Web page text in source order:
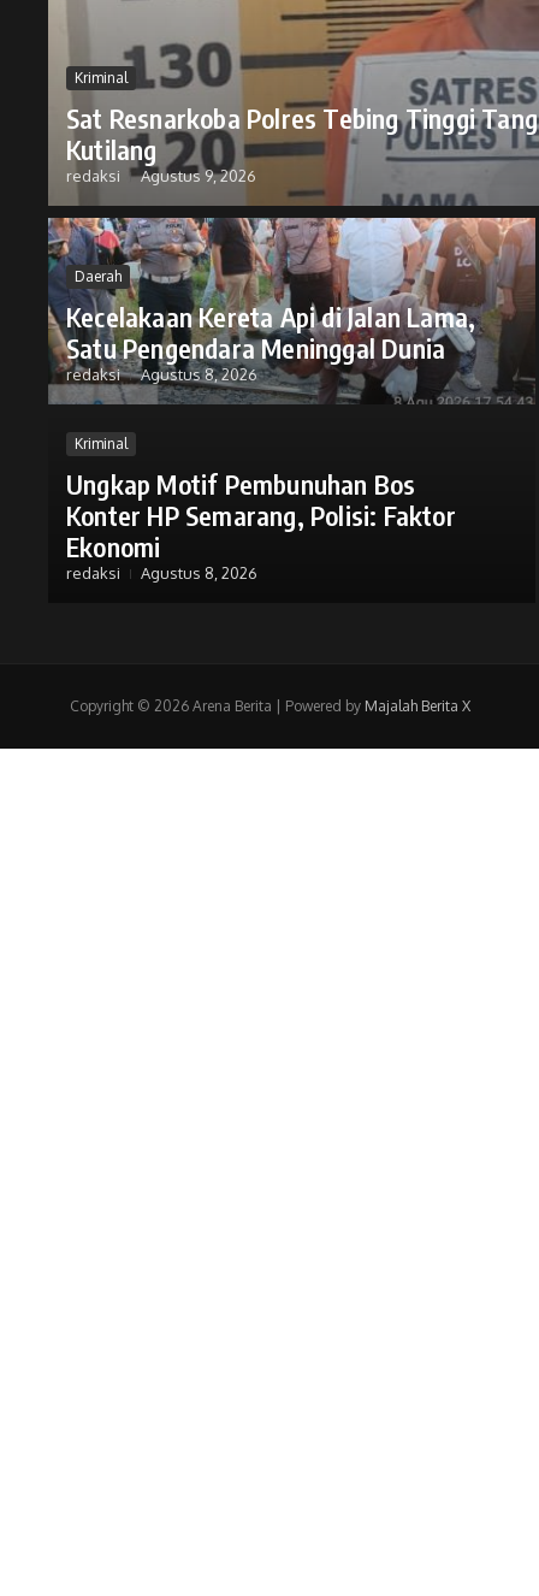
Kriminal
Sat Resnarkoba Polres Tebing Tinggi
Kutilang
redaksi Agustus 9, 2026
Daerah
Kecelakaan Kereta Api di Jalan Lama,
Satu Pengendara Meninggal Dunia
redaksi Agustus 8, 2026
Kriminal
Ungkap Motif Pembunuhan Bos
Konter HP Semarang, Polisi: Faktor
Ekonomi
redaksi Agustus 8, 2026
Copyright © 2026 Arena Berita | Powered by Majalah Berita X